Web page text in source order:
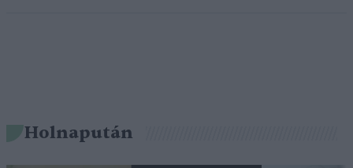
Holnapután